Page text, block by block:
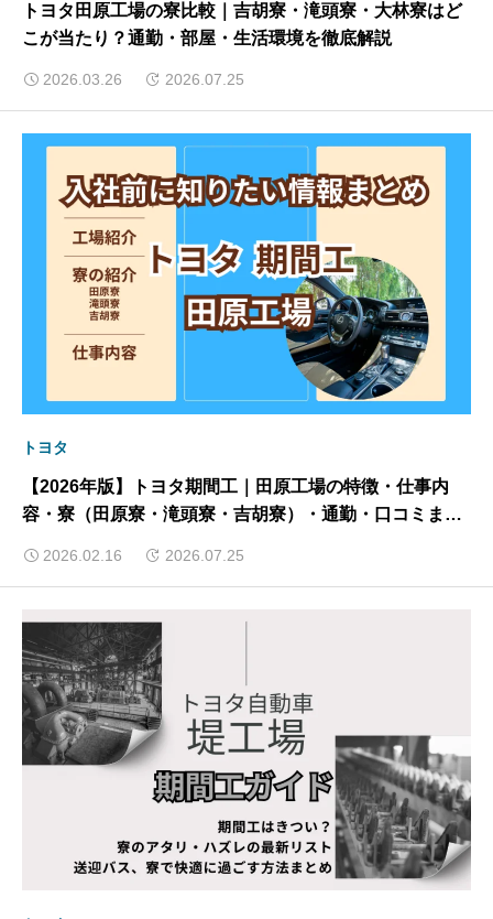
トヨタ田原工場の寮比較｜吉胡寮・滝頭寮・大林寮はど
こが当たり？通勤・部屋・生活環境を徹底解説
2026.03.26 2026.07.25
トヨタ
【2026年版】トヨタ期間工｜田原工場の特徴・仕事内
容・寮（田原寮・滝頭寮・吉胡寮）・通勤・口コミまで
2026.02.16 2026.07.25